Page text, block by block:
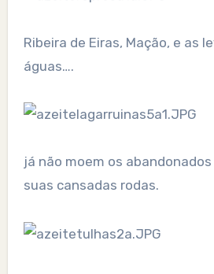
Ribeira de Eiras, Mação, e as
águas….
já não moem os
suas cansadas rodas.